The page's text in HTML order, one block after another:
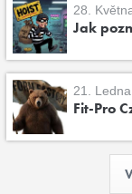
28.
Jak
21.
Fit-Pro